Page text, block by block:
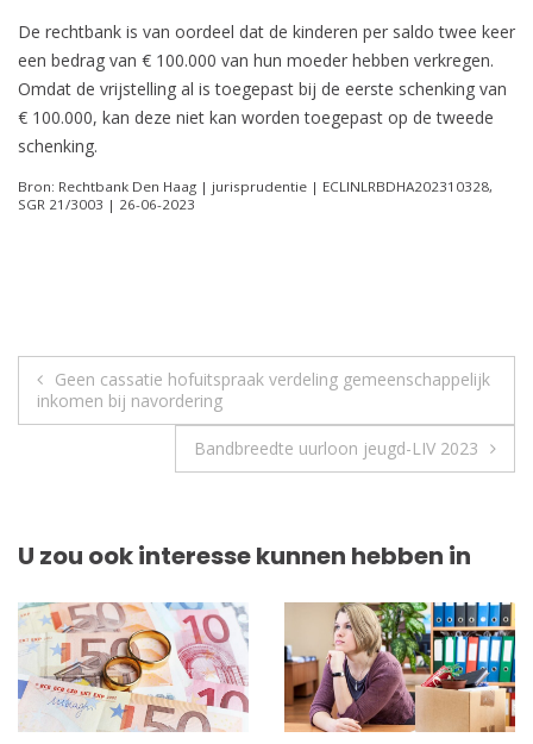
De rechtbank is van oordeel dat de kinderen per saldo twee keer
een bedrag van € 100.000 van hun moeder hebben verkregen.
Omdat de vrijstelling al is toegepast bij de eerste schenking van
€ 100.000, kan deze niet kan worden toegepast op de tweede
schenking.
Bron: Rechtbank Den Haag | jurisprudentie | ECLINLRBDHA202310328,
SGR 21/3003 | 26-06-2023
Berichtnavigatie
Geen cassatie hofuitspraak verdeling gemeenschappelijk
inkomen bij navordering
Bandbreedte uurloon jeugd-LIV 2023
U zou ook interesse kunnen hebben in